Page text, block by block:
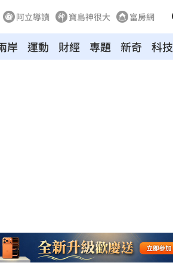
阿立導讀 寶島神很大 富房網
岸 運動 財經 專題 新奇 科技